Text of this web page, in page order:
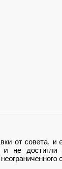
от совета, и
и не